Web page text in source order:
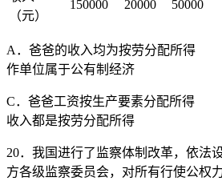
（元）
150000 20000 50000
A．爸爸的收入均为按劳分
作单位属于公有制经济
C．爸爸工资按生产要素分
收入都是按劳分配所得
20．我国进行了监察体制改革，依法
方各级监察委员会，对所有行使公权